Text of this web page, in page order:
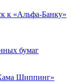
к «Альфа-Банку»
бумаг
Шиппинг»